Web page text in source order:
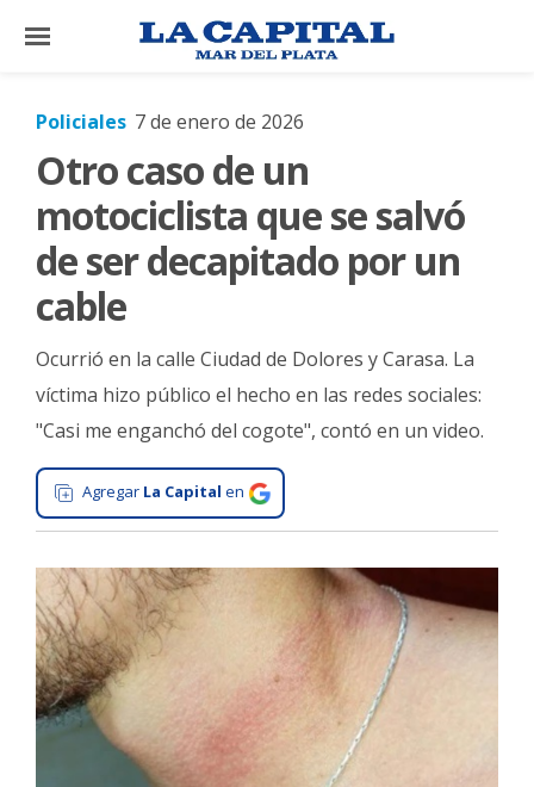
×
El
El
Mundo
La
Cultura
Tecnología
Gastronomía
Salud
Interés
General
La
Ciudad
Deportes
Policiales 7 de enero de 2026
Otro caso de un
motociclista que se salvó
de ser decapitado por un
cable
Ocurrió en la calle Ciudad de Dolores y Carasa. La
víctima hizo público el hecho en las redes sociales:
"Casi me enganchó del cogote", contó en un video.
Agregar La Capital en